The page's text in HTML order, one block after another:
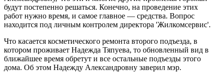
будут постепенно решаться. Конечно, на проведение этих
работ нужно время, и самое главное — средства. Вопрос
находится под личным контролем директора 'Жилкомсервис'.
Что касается косметического ремонта второго подъезда, в
котором проживает Надежда Тяпуева, то обновленный вид в
ближайшее время обретут и все остальные подъезды этого
дома. Об этом Надежду Александровну заверил мэр.